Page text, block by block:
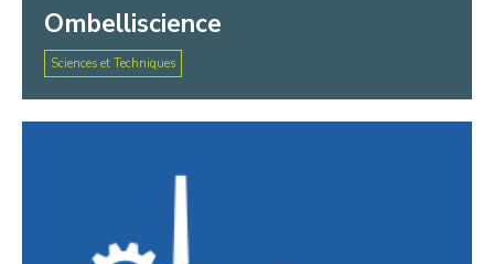
Ombelliscience
Sciences et Techniques